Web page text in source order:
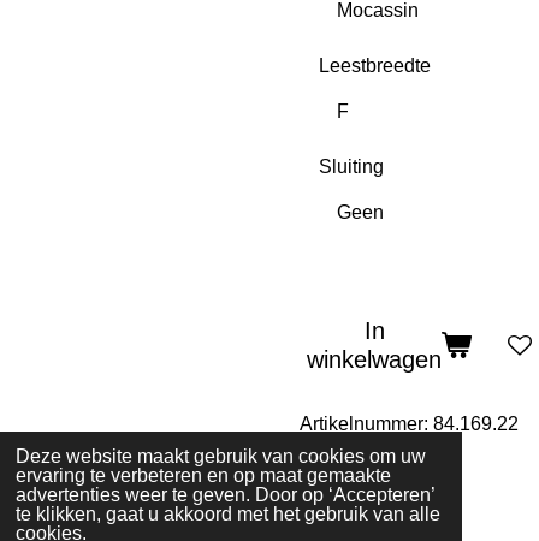
Deze website maakt gebruik van cookies om uw
ervaring te verbeteren en op maat gemaakte
advertenties weer te geven. Door op ‘Accepteren’
te klikken, gaat u akkoord met het gebruik van alle
cookies.
Leestbreedte
Sluiting
In
winkelwagen
Artikelnummer: 84.169.22
© 2025 - 2026 Comfortschoenen De Lelie